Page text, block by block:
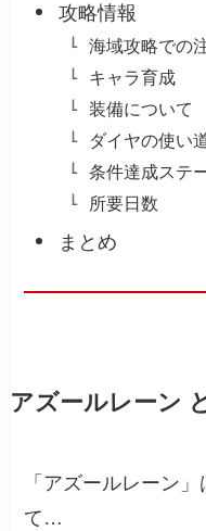
攻略情報
海域攻略での
キャラ育成
装備について
ダイヤの使い
条件達成ステ
所要日数
まとめ
アズールレーン
「アズールレーン
て…